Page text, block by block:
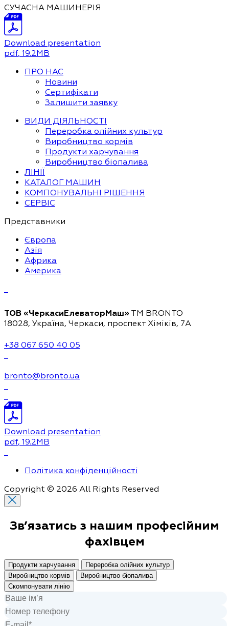
СУЧАСНА МАШИНЕРІЯ
Download presentation
pdf, 19.2MB
ПРО НАС
Новини
Сертифікати
Залишити заявку
ВИДИ ДІЯЛЬНОСТІ
Переробка олійних культур
Виробництво кормів
Продукти харчування
Виробництво біопалива
ЛІНІЇ
КАТАЛОГ МАШИН
КОМПОНУВАЛЬНІ РІШЕННЯ
СЕРВІС
Представники
Європа
Азія
Африка
Америка
ТОВ «ЧеркасиЕлеваторМаш» ТМ BRONTO
18028, Україна, Черкаси, проспект Хіміків, 7А
+38 067 650 40 05
bronto@bronto.ua
Download presentation
pdf, 19.2MB
Політика конфіденційності
Copyright © 2026 All Rights Reserved
Зв’язатись з нашим професійним
фахівцем
Продукти харчування
Переробка олійних культур
Виробництво кормів
Виробництво біопалива
Скомпонувати лінію